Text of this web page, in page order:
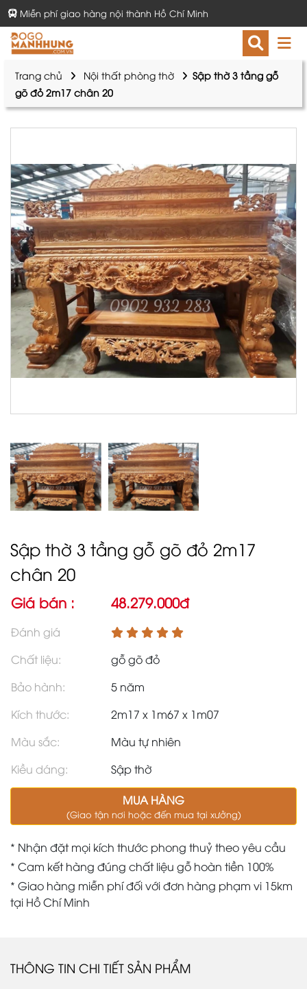
Miễn phí giao hàng nội thành Hồ Chí Minh
Trang chủ Nội thất phòng thờ
Sập thờ 3 tầng gỗ
gõ đỏ 2m17 chân 20
Sập thờ 3 tầng gỗ gõ đỏ 2m17
chân 20
Giá bán : 48.279.000đ
Đánh giá
Chất liệu:
gỗ gõ đỏ
Bảo hành:
5 năm
Kích thước:
2m17 x 1m67 x 1m07
Màu sắc:
Màu tự nhiên
Kiều dáng:
Sập thờ
MUA HÀNG
(Giao tận nơi hoặc đến mua tại xưởng)
* Nhận đặt mọi kích thước phong thuỷ theo yêu cầu
* Cam kết hàng đúng chất liệu gỗ hoàn tiền 100%
* Giao hàng miễn phí đối với đơn hàng phạm vi 15km
tại Hồ Chí Minh
THÔNG TIN CHI TIẾT SẢN PHẨM